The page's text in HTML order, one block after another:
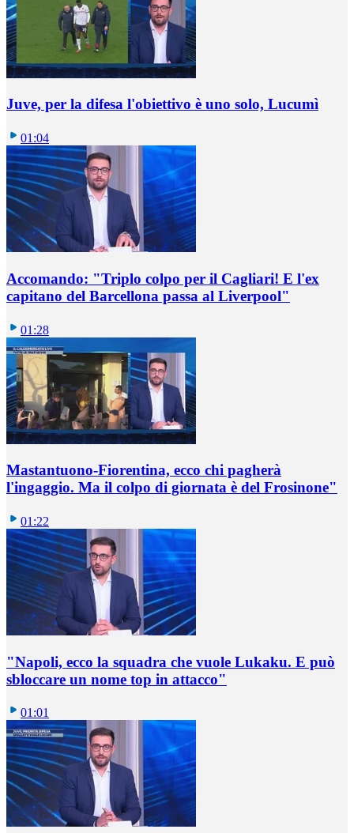
Juve, per la difesa l'obiettivo è uno solo, Lucumì
01:04
Accomando: "Triplo colpo per il Cagliari! E l'ex
capitano del Barcellona passa al Liverpool"
01:28
Mastantuono-Fiorentina, ecco chi pagherà
l'ingaggio. Ma il colpo di giornata è del Frosinone"
01:22
"Napoli, ecco la squadra che vuole Lukaku. E può
sbloccare un nome top in attacco"
01:01